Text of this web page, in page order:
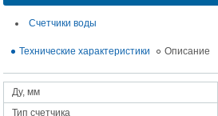
Счетчики воды
Технические характеристики Описание
Ду, мм
Тип счетчика